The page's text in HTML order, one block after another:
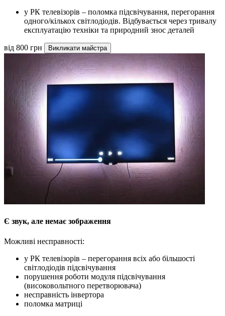
у РК телевізорів – поломка підсвічування, перегорання
одного/кількох світлодіодів. Відбувається через тривалу
експлуатацію техніки та природний знос деталей
від 800 грн Викликати майстра
Є звук, але немає зображення
Можливі несправності:
у РК телевізорів – перегорання всіх або більшості
світлодіодів підсвічування
порушення роботи модуля підсвічування
(високовольтного перетворювача)
несправність інвертора
поломка матриці